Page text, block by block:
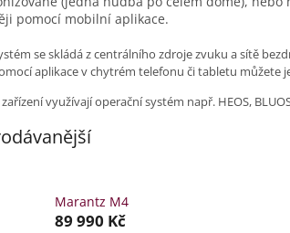
pomocí mobilní aplikace.
se skládá z centrálního zdroje zvuku a sítě
aplikace v chytrém telefonu či tabletu
zařízení využívají operační systém např. HEOS,
Marantz M4
89 990 Kč